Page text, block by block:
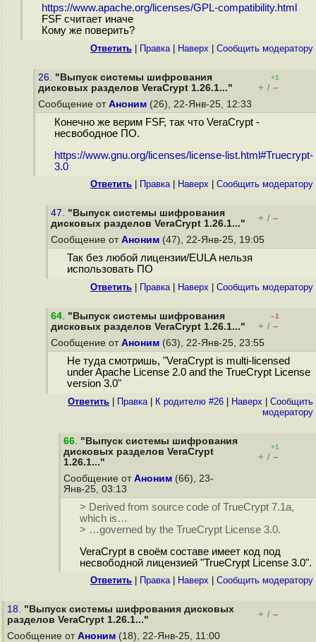
https://www.apache.org/licenses/GPL-compatibility.html
FSF считает иначе
Кому же поверить?
Ответить Правка| Наверх Cообщить модератору
26. "Выпуск системы шифрования
дисковых разделов VeraCrypt 1.26.1..."
+1
+ / –
Сообщение от Аноним (26), 22-Янв-25, 12:33
Конечно же верим FSF, так что VeraCrypt -
несвободное ПО.
https://www.gnu.org/licenses/license-list.html#Truecrypt-
3.0
Ответить Правка| Наверх Cообщить модератору
47. "Выпуск системы шифрования
дисковых разделов VeraCrypt 1.26.1..."
+ / –
Сообщение от Аноним (47), 22-Янв-25, 19:05
Так без любой лицензии/EULA нельзя
использовать ПО
Ответить Правка| Наверх Cообщить модератору
64. "Выпуск системы шифрования
дисковых разделов VeraCrypt 1.26.1..."
–1
+ / –
Сообщение от Аноним (63), 22-Янв-25, 23:55
Не туда смотришь, "VeraCrypt is multi-licensed
under Apache License 2.0 and the TrueCrypt License
version 3.0"
Ответить Правка| К родителю #26 Наверх
Cообщить
модератору
66. "Выпуск системы шифрования
дисковых разделов VeraCrypt
1.26.1..."
+1
+ / –
Сообщение от Аноним (66), 23-
Янв-25, 03:13
> Derived from source code of TrueCrypt 7.1a,
which is…
> …governed by the TrueCrypt License 3.0.
VeraCrypt в своём составе имеет код под
несвободной лицензией "TrueCrypt License 3.0".
Ответить Правка| Наверх Cообщить модератору
18. "Выпуск системы шифрования дисковых
разделов VeraCrypt 1.26.1..."
+ / –
Сообщение от Аноним (18), 22-Янв-25, 11:00